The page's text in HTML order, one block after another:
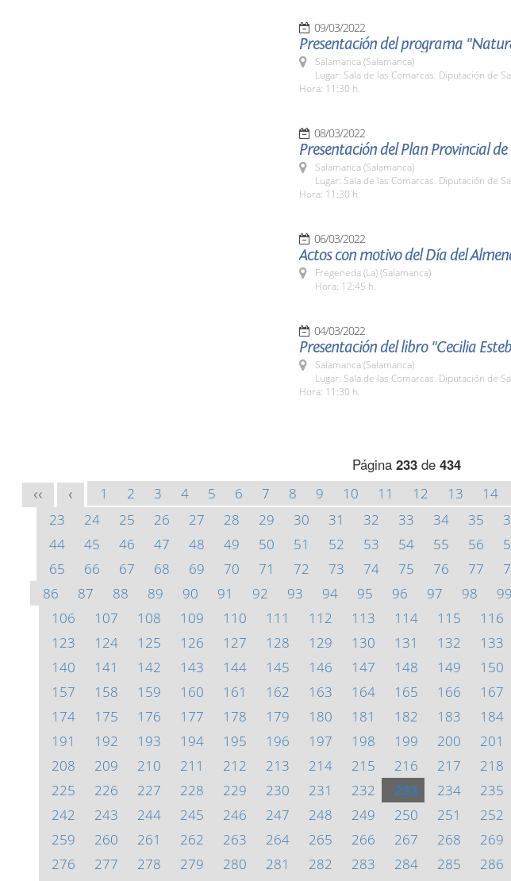
09/03/2022
Presentación del programa
Salamanca (Salamanca)
Lugar: Sala de las Comarcas. Diputación de
Hora: 11:30 h.
08/03/2022
Presentación del Plan Provincial
Salamanca (Salamanca)
Lugar: Sala de las Comarcas. Diputación de
Hora: 11:30 h.
06/03/2022
Actos con motivo del Día del
Fregeneda (La) (Salamanca)
Hora: 12:45 h.
04/03/2022
Presentación del libro "Cecilia
Salamanca (Salamanca)
Lugar: Sala de las Comarcas. Diputación de
Hora: 11:30 h.
Página 233de 434
<< < 1 2 3 4 5 6 7 8 9 10 11 12 13 14
23
24 25 26 27 28 29 30 31 32 33 34 35
44
45 46 47 48 49 50 51 52 53 54 55 56
65
66 67 68 69 70 71 72 73 74 75 76 77
86
87 88 89 90 91 92 93 94 95 96 97 98 99
106
107 108 109 110 111 112 113 114 115 116
123
124 125 126 127 128 129 130 131 132 133
140
141 142 143 144 145 146 147 148 149 150
157
158 159 160 161 162 163 164 165 166 167
174
175 176 177 178 179 180 181 182 183 184
191
192 193 194 195 196 197 198 199 200 201
208
209 210 211 212 213 214 215 216 217 218
225
226 227 228 229 230 231 232 233 234 235
242
243 244 245 246 247 248 249 250 251 252
259
260 261 262 263 264 265 266 267 268 269
276
277 278 279 280 281 282 283 284 285 286